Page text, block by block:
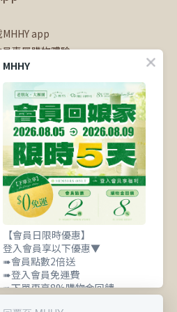
app
專屬購物體驗
物金+50點會員點數
MHHY
【會員日限時優惠】
登入會員享以下優惠▼
➠會員點數2倍送
➠登入會員免運費
➠下單再享8%購物金回饋